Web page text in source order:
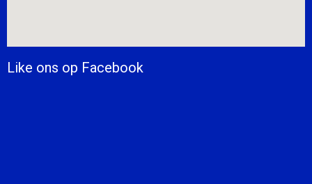
Like ons op Facebook